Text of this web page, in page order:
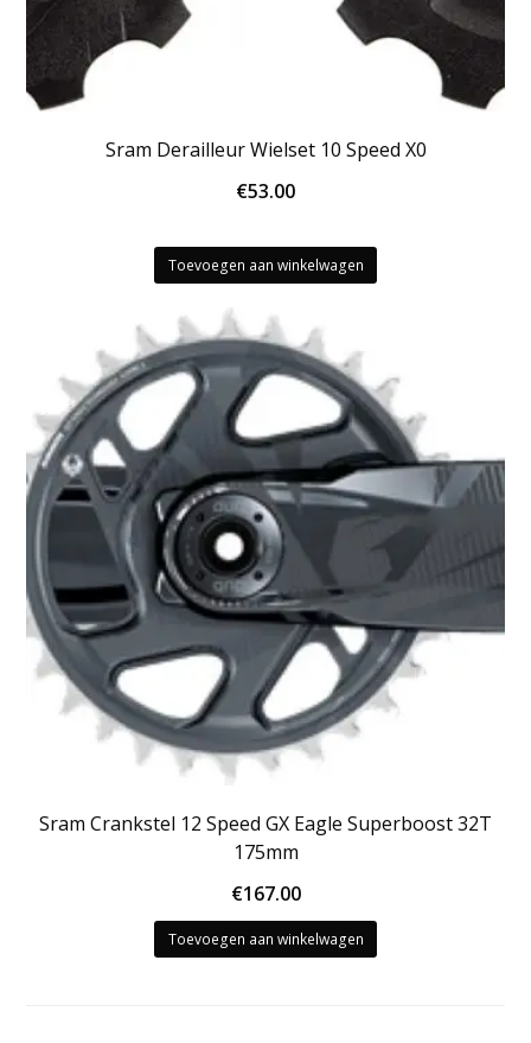
Sram Derailleur Wielset 10 Speed X0
€53.00
Toevoegen aan winkelwagen
Sram Crankstel 12 Speed GX Eagle Superboost 32T
175mm
€167.00
Toevoegen aan winkelwagen